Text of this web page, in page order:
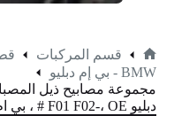
قسم المركبات
BMW - بي إم دبليو
مجموعة مصابيح ذيل
دبليو F01 F02-، OE # ، بي ام دبليو F01 F02-، من جديد